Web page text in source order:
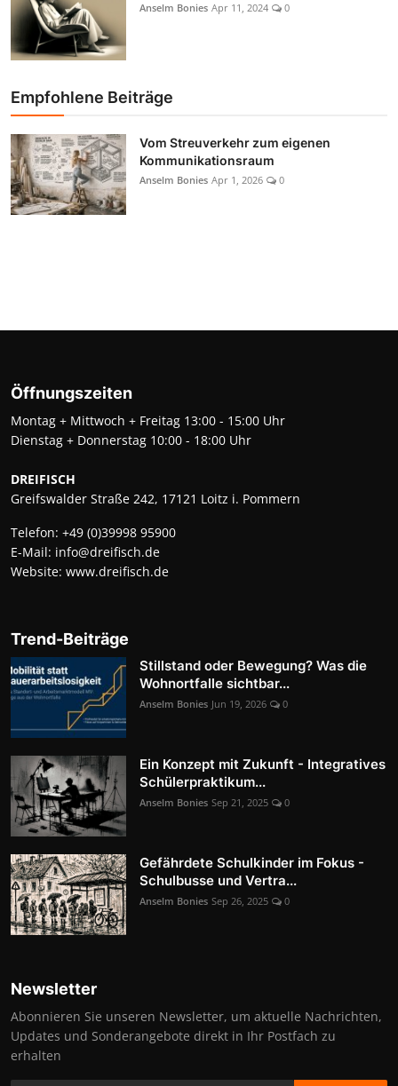
Anselm Bonies Apr 11, 2024 0
Empfohlene Beiträge
Vom Streuverkehr zum eigenen
Kommunikationsraum
Anselm Bonies Apr 1, 2026 0
Öffnungszeiten
Montag + Mittwoch + Freitag 13:00 - 15:00 Uhr
Dienstag + Donnerstag 10:00 - 18:00 Uhr
DREIFISCH
Greifswalder Straße 242, 17121 Loitz i. Pommern
Telefon: +49 (0)39998 95900
E-Mail: info@dreifisch.de
Website: www.dreifisch.de
Trend-Beiträge
Stillstand oder Bewegung? Was die
Wohnortfalle sichtbar...
Anselm Bonies Jun 19, 2026 0
Ein Konzept mit Zukunft - Integratives
Schülerpraktikum...
Anselm Bonies Sep 21, 2025 0
Gefährdete Schulkinder im Fokus -
Schulbusse und Vertra...
Anselm Bonies Sep 26, 2025 0
Newsletter
Abonnieren Sie unseren Newsletter, um aktuelle Nachrichten,
Updates und Sonderangebote direkt in Ihr Postfach zu
erhalten